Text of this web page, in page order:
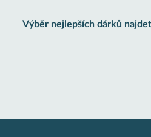
Výběr nejlepších dárků